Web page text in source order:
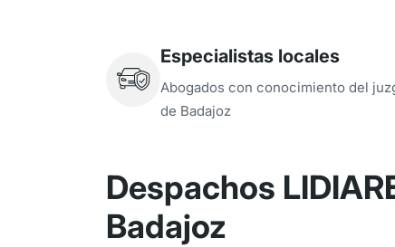
Especialistas locales
Abogados con conocimiento del
de Badajoz
Despachos
Badajoz